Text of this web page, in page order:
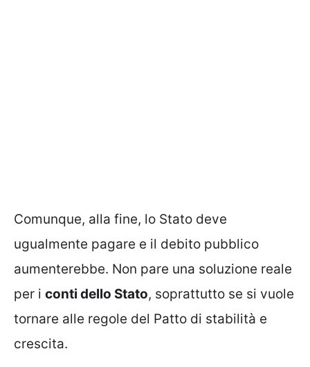
Comunque, alla fine, lo Stato deve
ugualmente pagare e il debito pubblico
aumenterebbe. Non pare una soluzione reale
per i conti dello Stato, soprattutto se si vuole
tornare alle regole del Patto di stabilità e
crescita.